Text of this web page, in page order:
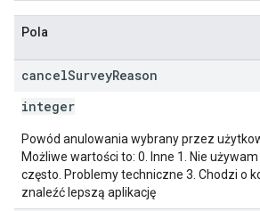
Pola
cancelSurveyReason
integer
Powód anulowania wybrany przez
Możliwe wartości to: 0. Inne 1. Nie
często. Problemy techniczne 3. Chodzi o
znaleźć lepszą aplikację